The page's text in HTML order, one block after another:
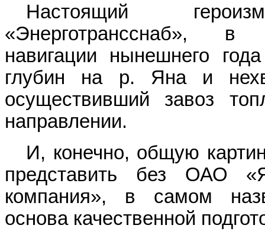
Настоящий
«Энерготрансснаб», в
навигации нынешнего
глубин на р. Яна и
осуществивший завоз
направлении.
И, конечно, общую
представить без ОАО
компания», в самом
основа качественной